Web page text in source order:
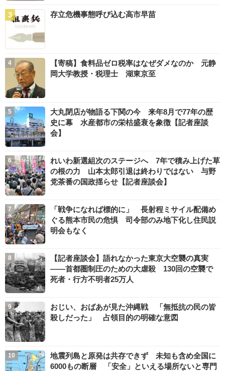
存立危機事態呼び込む高市早苗
【寄稿】食料品ゼロ税率はなぜダメなのか 元静
岡大学教授・税理士 湖東京至
大丸閉店が物語る下関の今 来年8月で77年の歴
史に幕 水産都市の栄枯盛衰を象徴【記者座談
会】
れいわ新選組次のステージへ 7年で積み上げた草
の根の力 山本太郎引退は終わりではない 与野
党茶番の国政揺らせ【記者座談会】
「戦争になれば標的に」 長射程ミサイル配備め
ぐる熊本市民の危惧 司令部のみ地下化し住民説
明会もなく
【記者座談会】語れなかった東京大空襲の真実
――首都圏制圧のための大虐殺 130回の空襲で
死者・行方不明者25万人
おじい、おばあが見た沖縄戦 「無抵抗の民の皆
殺しだった」 占領目的の明確な意図
地震列島と原発は共存できず 未知も含め全国に
6000もの断層 「安全」といえる場所ないと専門